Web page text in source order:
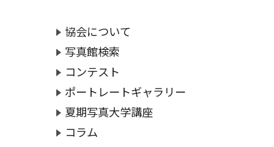
協会について
写真館検索
コンテスト
ポートレートギャラリー
夏期写真大学講座
コラム